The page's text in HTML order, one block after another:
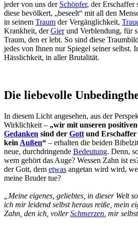
jeder von uns der Schöpfer, der Erschaffer
diese bevölkert, „beseelt“ mit all den
in seinem Traum der Vergänglichkeit,
Krankheit, derGierund Verblendung, für
Traum, den er lebt. So sind diese
jedes von Ihnen nur Spiegel seiner selbst.
Hässlichkeit, in aller Brutalität.
Die liebevolle
In diesem Licht angesehen, aus der
Wirklichkeit – „wir mit unseren
Gedanken sind der Gott und Erschaffer
kein Außen“ – erhalten die beiden
neue, durchdringende Bedeutung. Denn,
wem gehört das Auge? Wessen Zahn ist
der Gott, dem etwas angetan wird wird,
meine Bruder tue?
„Meine eigenes, geliebtes, in dieser Welt
ich mir leidend selbst heraus reiße, mein
Zahn, den ich, vollerSchmerzen , mir